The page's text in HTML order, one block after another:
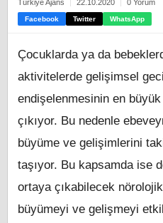
Türkiye Ajans 22.10.2020 0 Yorum
Facebook Twitter WhatsApp
Çocuklarda ya da
aktivitelerde gelişimsel
endişelenmesinin en
çıkıyor. Bu nedenle
büyüme ve gelişimlerini
taşıyor. Bu kapsamda ise
ortaya çıkabilecek
büyümeyi ve gelişmeyi